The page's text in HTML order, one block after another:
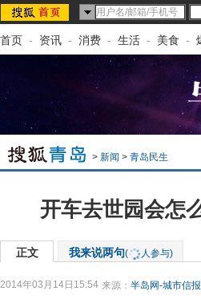
首页 - 资讯 - 消费 - 生活 - 美食 -
> 新闻 > 青岛民生
开车去世园会怎
正文 我来说两句( 人参与)
2014年03月14日15:54 来源： 半岛网-城市信报